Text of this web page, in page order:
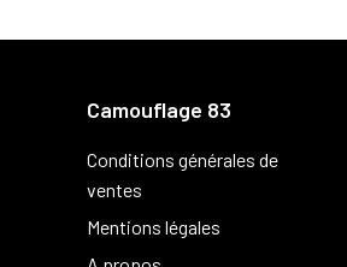
Camouflage 83
Conditions générales de
ventes
Mentions légales